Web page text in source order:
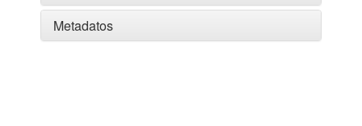
Metadatos